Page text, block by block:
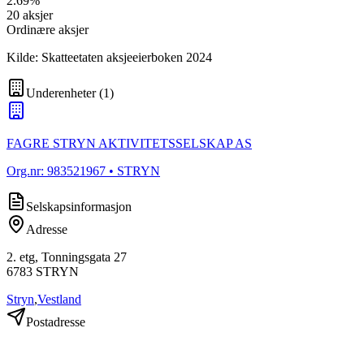
20 aksjer
Ordinære aksjer
Kilde: Skatteetaten aksjeeierboken 2024
Underenheter(1)
FAGRE STRYN AKTIVITETSSELSKAP AS
Org.nr: 983521967 • STRYN
Selskapsinformasjon
Adresse
2. etg, Tonningsgata 27
6783 STRYN
Stryn,Vestland
Postadresse